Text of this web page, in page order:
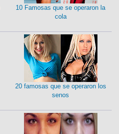
10 Famosas que se operaron la
cola
20 famosas que se operaron los
senos